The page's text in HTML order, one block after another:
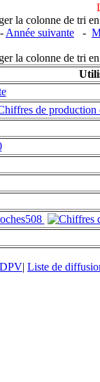
la colonne de tri
- Année suivante -
la colonne de tri
| Liste de